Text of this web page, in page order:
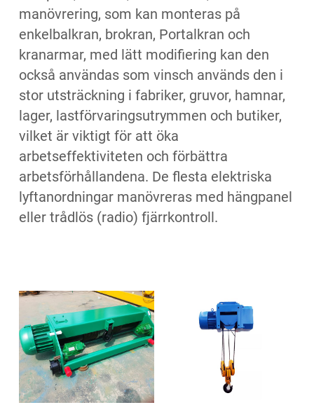
manövrering, som kan monteras på
enkelbalkran, brokran, Portalkran och
kranarmar, med lätt modifiering kan den
också användas som vinsch används den i
stor utsträckning i fabriker, gruvor, hamnar,
lager, lastförvaringsutrymmen och butiker,
vilket är viktigt för att öka
arbetseffektiviteten och förbättra
arbetsförhållandena. De flesta elektriska
lyftanordningar manövreras med hängpanel
eller trådlös (radio) fjärrkontroll.